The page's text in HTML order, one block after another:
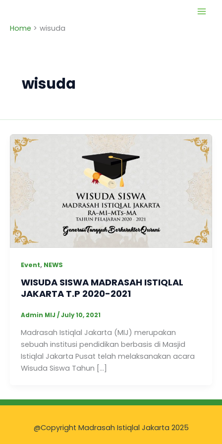
content
Home wisuda
wisuda
Event, NEWS
WISUDA SISWA MADRASAH ISTIQLAL
JAKARTA T.P 2020-2021
Admin MIJ /July 10, 2021
Madrasah Istiqlal Jakarta (MIJ) merupakan
sebuah institusi pendidikan berbasis di Masjid
Istiqlal Jakarta Pusat telah melaksanakan acara
Wisuda Siswa Tahun […]
@Copyright Madrasah Istiqlal Jakarta 2025